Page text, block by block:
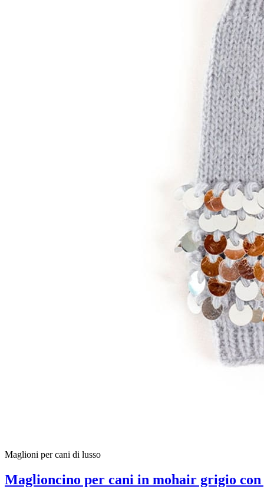
Maglioni per cani di lusso
Maglioncino per cani in mohair grigio